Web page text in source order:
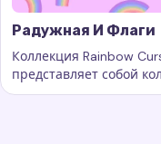
Радужная И Флаги
Коллекция Rainbow
представляет собой
захватывающих
Ключевые слова: